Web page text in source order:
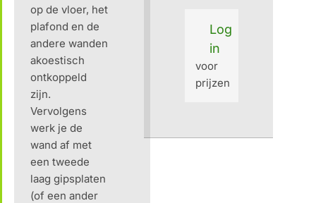
op de vloer, het
plafond en de
andere wanden
akoestisch
ontkoppeld
zijn.
Vervolgens
werk je de
wand af met
een tweede
laag gipsplaten
(of een ander
Log
in
voor
prijzen